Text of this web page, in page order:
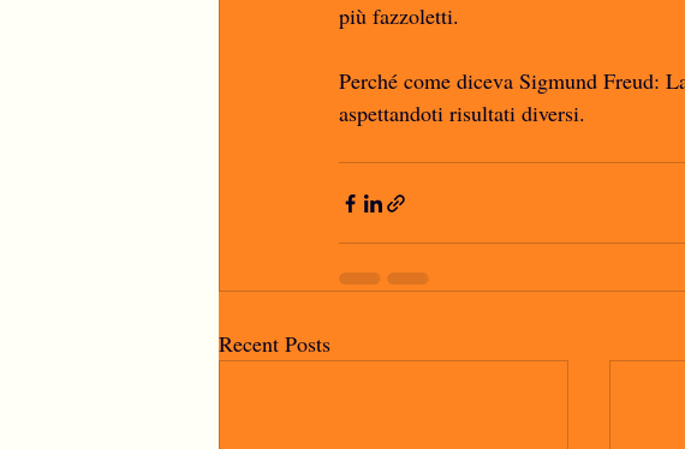
più fazzoletti.
Perché come diceva Sigmund Freud:
aspettandoti risultati diversi.
Recent Posts